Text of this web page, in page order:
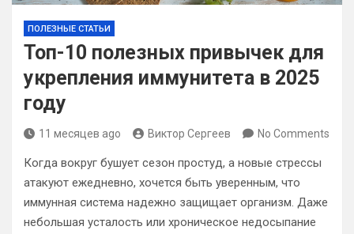
ПОЛЕЗНЫЕ СТАТЬИ
Топ-10 полезных привычек для
укрепления иммунитета в 2025
году
11 месяцев ago Виктор Сергеев No Comments
Когда вокруг бушует сезон простуд, а новые стрессы
атакуют ежедневно, хочется быть уверенным, что
иммунная система надежно защищает организм. Даже
небольшая усталость или хроническое недосыпание